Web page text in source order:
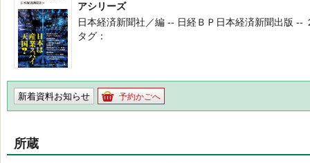
アシリーズ
日本経済新聞社／編 -- 日経ＢＰ日本経済新聞出版 --
タグ
新着資料お知らせ 予約かごへ
所蔵